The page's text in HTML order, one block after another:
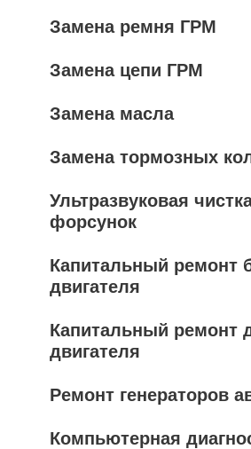
Замена ремня ГРМ
Замена цепи ГРМ
Замена масла
Замена тормозных
Ультразвуковая
форсунок
Капитальный ремонт
двигателя
Капитальный ремонт
двигателя
Ремонт генераторов
Компьютерная